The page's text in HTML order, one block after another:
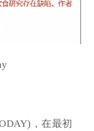
，在最初